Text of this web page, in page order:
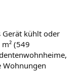
Gerät kühlt oder
(549
Wohnungen